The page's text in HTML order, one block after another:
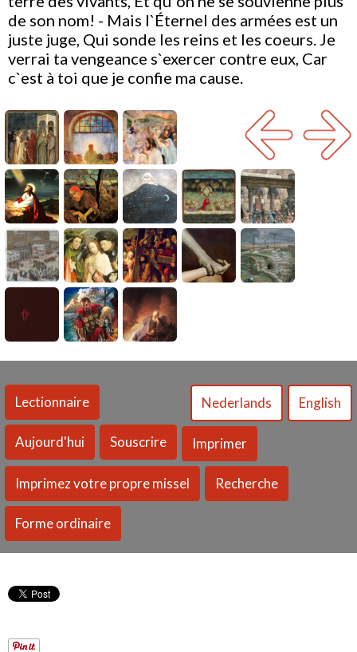
de son nom! - Mais l`Éternel des armées est un
juste juge, Qui sonde les reins et les coeurs. Je
verrai ta vengeance s`exercer contre eux, Car
c`est à toi que je confie ma cause.